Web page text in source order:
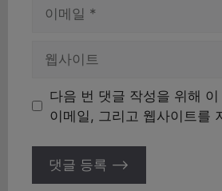
트
다음 번 댓글 작성을 위해
이메일, 그리고 웹사이트를